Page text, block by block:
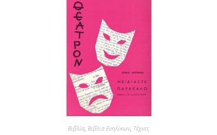
Βιβλία, Βιβλία Ενηλίκων, Τέχνες